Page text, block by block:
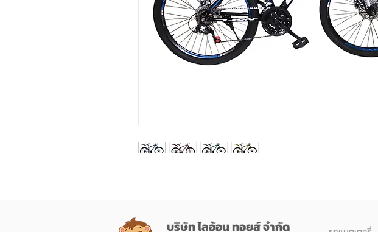
บริษัท ไลอ้อน ทอยส์ จำกัด